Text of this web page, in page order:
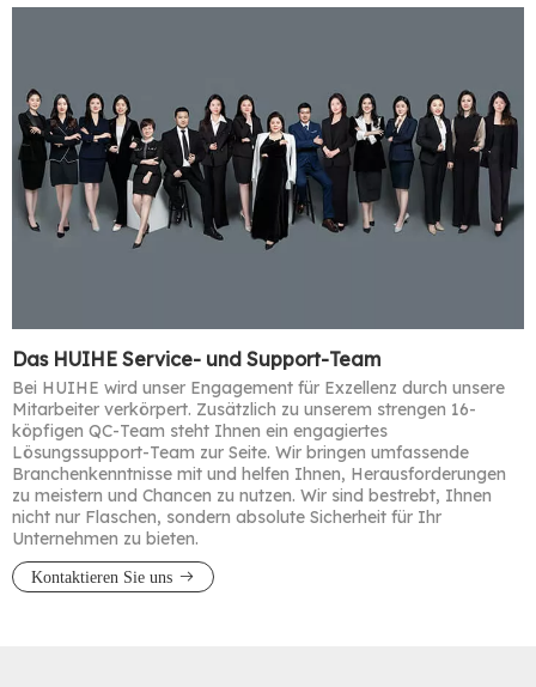
Das HUIHE Service- und Support-Team
Bei HUIHE wird unser Engagement für Exzellenz durch unsere
Mitarbeiter verkörpert. Zusätzlich zu unserem strengen 16-
köpfigen QC-Team steht Ihnen ein engagiertes
Lösungssupport-Team zur Seite. Wir bringen umfassende
Branchenkenntnisse mit und helfen Ihnen, Herausforderungen
zu meistern und Chancen zu nutzen. Wir sind bestrebt, Ihnen
nicht nur Flaschen, sondern absolute Sicherheit für Ihr
Unternehmen zu bieten.​​​​​​​
Kontaktieren Sie uns